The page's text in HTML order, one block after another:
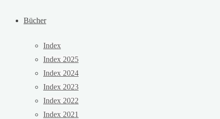
Bücher
Index
Index 2025
Index 2024
Index 2023
Index 2022
Index 2021